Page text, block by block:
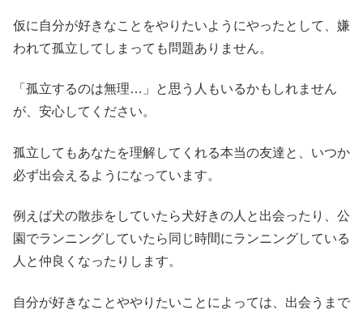
仮に自分が好きなことをやりたいようにやったとして、嫌
われて孤立してしまっても問題ありません。
「孤立するのは無理…」と思う人もいるかもしれません
が、安心してください。
孤立してもあなたを理解してくれる本当の友達と、いつか
必ず出会えるようになっています。
例えば犬の散歩をしていたら犬好きの人と出会ったり、公
園でランニングしていたら同じ時間にランニングしている
人と仲良くなったりします。
自分が好きなことややりたいことによっては、出会うまで